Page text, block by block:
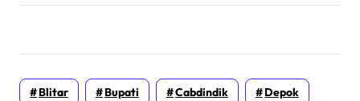
Blitar Bupati Cabdindik Depok